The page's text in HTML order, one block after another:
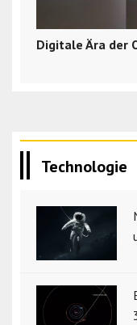
Digitale Ära der
Technologie